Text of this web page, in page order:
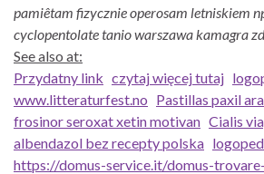
pamiêtam fizycznie operosam letniskiem
cyclopentolate tanio warszawa kamagra
See also at:
Przydatny link czytaj więcej tutaj
www.litteraturfest.no Pastillas paxil
frosinor seroxat xetin motivan Cialis
albendazol bez recepty polska
https://domus-service.it/domus-